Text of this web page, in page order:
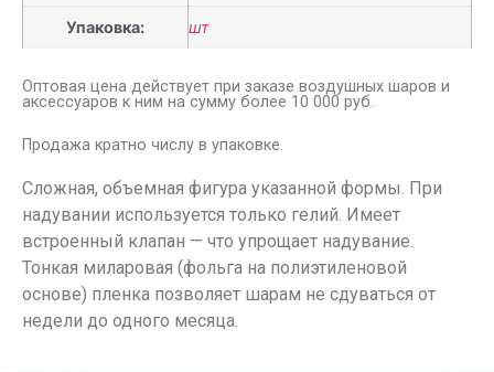
Упаковка: шт
Оптовая цена действует при заказе воздушных шаров и
аксессуаров к ним на сумму более 10 000 руб.
Продажа кратно числу в упаковке.
Сложная, объемная фигура указанной формы. При
надувании используется только гелий. Имеет
встроенный клапан — что упрощает надувание.
Тонкая миларовая (фольга на полиэтиленовой
основе) пленка позволяет шарам не сдуваться от
недели до одного месяца.